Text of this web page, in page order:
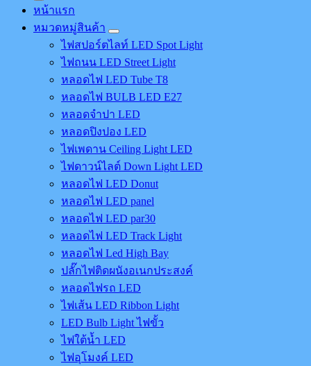
หน้าแรก
หมวดหมู่สินค้า
ไฟสปอร์ตไลท์ LED Spot Light
ไฟถนน LED Street Light
หลอดไฟ LED Tube T8
หลอดไฟ BULB LED E27
หลอดจำปา LED
หลอดปิงปอง LED
ไฟเพดาน Ceiling Light LED
ไฟดาวน์ไลต์ Down Light LED
หลอดไฟ LED Donut
หลอดไฟ LED panel
หลอดไฟ LED par30
หลอดไฟ LED Track Light
หลอดไฟ Led High Bay
ปลั๊กไฟติดผนังอเนกประสงค์
หลอดไฟรถ LED
ไฟเส้น LED Ribbon Light
LED Bulb Light ไฟขั้ว
ไฟใต้น้ำ LED
ไฟอุโมงค์ LED